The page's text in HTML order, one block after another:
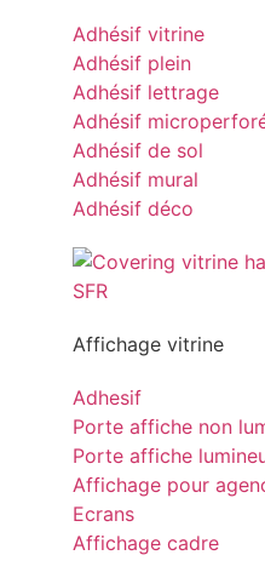
Adhésif vitrine
Adhésif plein
Adhésif lettrage
Adhésif
Adhésif de sol
Adhésif mural
Adhésif déco
Affichage vitrine
Adhesif
Porte affiche non
Porte affiche
Affichage pour
Ecrans
Affichage cadre